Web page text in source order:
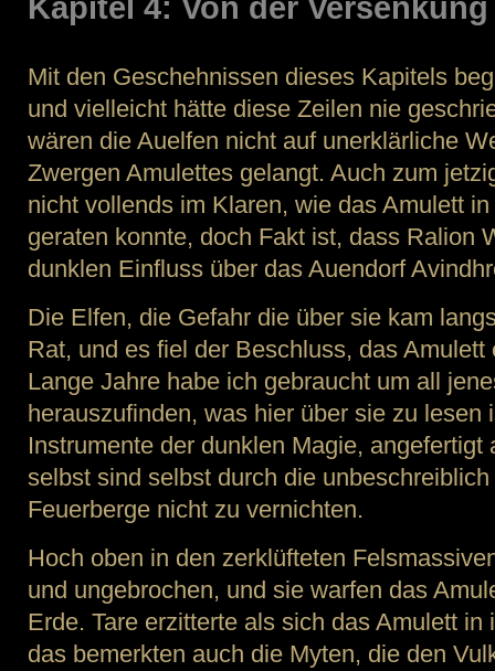
Kapitel 4: Von der
Mit den Geschehnissen dieses Kapitels
und vielleicht hätte diese Zeilen nie
wären die Auelfen nicht auf unerklärliche
Zwergen Amulettes gelangt. Auch zum
nicht vollends im Klaren, wie das Amulett
geraten konnte, doch Fakt ist, dass Ralion
dunklen Einfluss über das Auendorf
Die Elfen, die Gefahr die über sie kam
Rat, und es fiel der Beschluss, das
Lange Jahre habe ich gebraucht um all
herauszufinden, was hier über sie zu lesen
Instrumente der dunklen Magie,
selbst sind selbst durch die
Feuerberge nicht zu vernichten.
Hoch oben in den zerklüfteten
und ungebrochen, und sie warfen das
Erde. Tare erzitterte als sich das Amulett
das bemerkten auch die Myten, die den